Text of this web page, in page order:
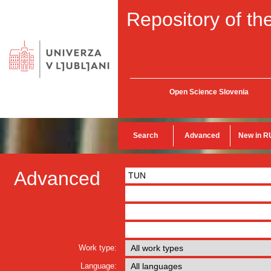
Repository of
Open Science Slovenia
Search Advanced New in
Advanced
Work type:
Language: